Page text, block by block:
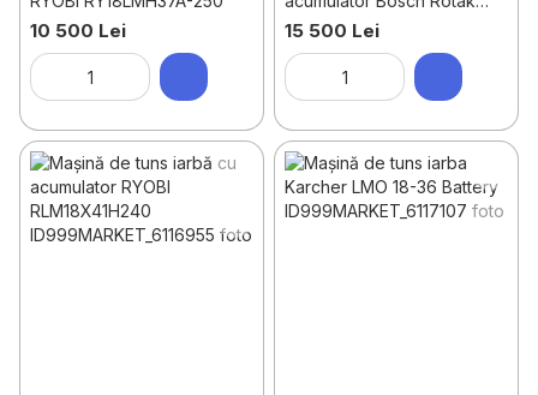
10 500 Lei
43Li
15 500 Lei